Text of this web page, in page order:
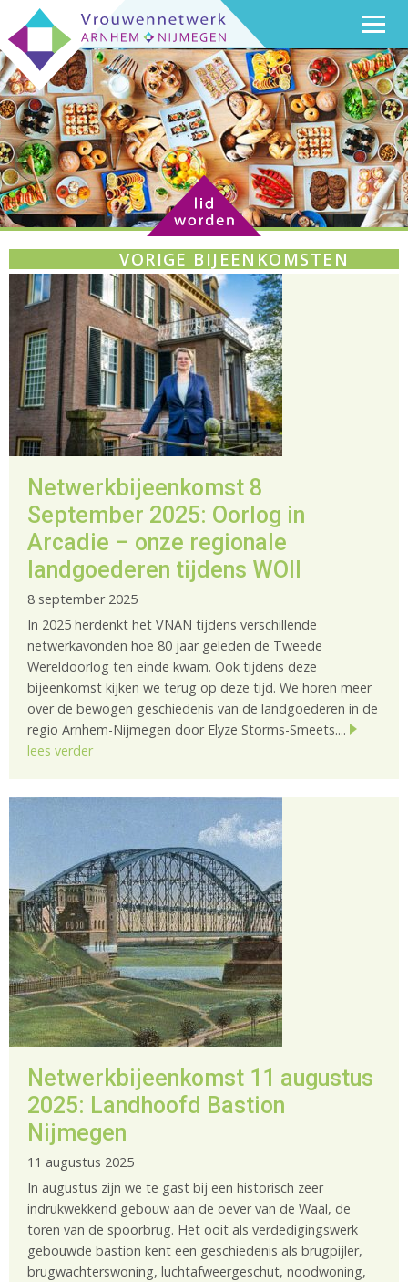
VORIGE BIJEENKOMSTEN
Netwerkbijeenkomst 8
September 2025: Oorlog in
Arcadie – onze regionale
landgoederen tijdens WOII
8 september 2025
In 2025 herdenkt het VNAN tijdens verschillende
netwerkavonden hoe 80 jaar geleden de Tweede
Wereldoorlog ten einde kwam. Ook tijdens deze
bijeenkomst kijken we terug op deze tijd. We horen meer
over de bewogen geschiedenis van de landgoederen in de
regio Arnhem-Nijmegen door Elyze Storms-Smeets....
lees verder
Netwerkbijeenkomst 11 augustus
2025: Landhoofd Bastion
Nijmegen
11 augustus 2025
In augustus zijn we te gast bij een historisch zeer
indrukwekkend gebouw aan de oever van de Waal, de
toren van de spoorbrug. Het ooit als verdedigingswerk
gebouwde bastion kent een geschiedenis als brugpijler,
brugwachterswoning, luchtafweergeschut, noodwoning,